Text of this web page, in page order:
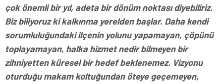
çok önemli bir yıl, adeta bir dönüm noktası diyebiliriz.
Biz biliyoruz ki kalkınma yerelden başlar. Daha kendi
sorumluluğundaki ilçenin yolunu yapamayan, çöpünü
toplayamayan, halka hizmet nedir bilmeyen bir
zihniyetten küresel bir hedef beklenemez. Vizyonu
oturduğu makam koltuğundan öteye geçemeyen,